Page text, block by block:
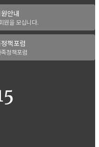
안내
원을 모십니다.
책포럼
정책포럼